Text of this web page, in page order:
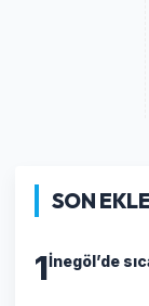
SON
1İnegöl’de